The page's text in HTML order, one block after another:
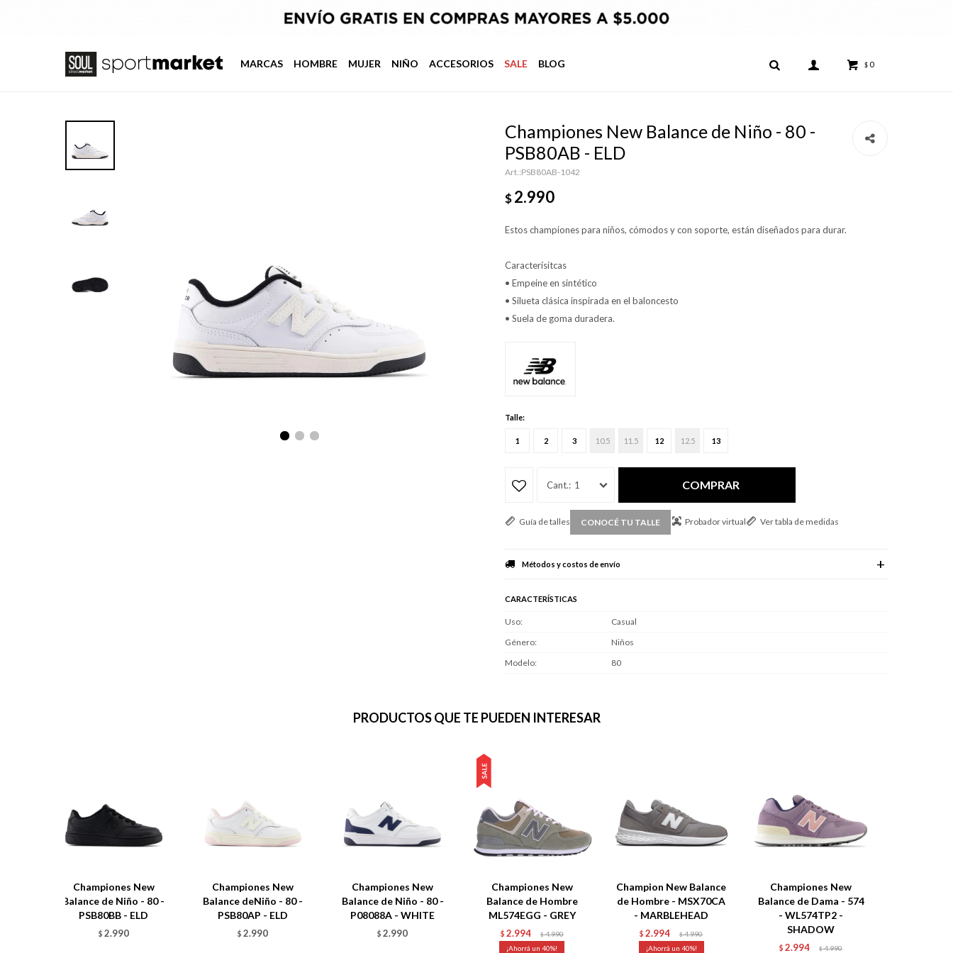
MARCAS HOMBRE MUJER NIÑO ACCESORIOS SALE BLOG $ 0
Championes New Balance de Niño - 80 -
PSB80AB - ELD
PSB80AB-1042
$2.990
Estos championes para niños, cómodos y con soporte, están diseñados para durar.
Caracterísitcas
• Empeine en sintético
• Silueta clásica inspirada en el baloncesto
• Suela de goma duradera.
Talle:
1 2 3 10.5 11.5 12 12.5 13
1 COMPRAR
Guía de talles CONOCÉ TU TALLE Probador virtual Ver tabla de medidas
Métodos y costos de envío
CARACTERÍSTICAS
Uso
Casual
Género
Niños
Modelo
80
PRODUCTOS QUE TE PUEDEN INTERESAR
Championes New
Balance de Niño - 80 -
PSB80BB - ELD
$ 2.990
Championes New
Balance deNiño - 80 -
PSB80AP - ELD
$ 2.990
Championes New
Balance de Niño - 80 -
P08088A - WHITE
$ 2.990
Championes New
Balance de Hombre
ML574EGG - GREY
$ 2.994 $ 4.990
40
Champion New Balance
de Hombre - MSX70CA
- MARBLEHEAD
$ 2.994 $ 4.990
40
Championes New
Balance de Dama - 574
- WL574TP2 -
SHADOW
$ 2.994 $ 4.990